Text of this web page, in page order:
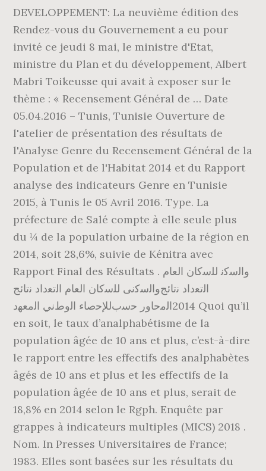
DEVELOPPEMENT: La neuvième édition des
Rendez-vous du Gouvernement a eu pour
invité ce jeudi 8 mai, le ministre d'Etat,
ministre du Plan et du développement, Albert
Mabri Toikeusse qui avait à exposer sur le
thème : « Recensement Général de … Date
05.04.2016 – Tunis, Tunisie Ouverture de
l'atelier de présentation des résultats de
l'Analyse Genre du Recensement Général de la
Population et de l'Habitat 2014 et du Rapport
analyse des indicateurs Genre en Tunisie
2015, à Tunis le 05 Avril 2016. Type. La
préfecture de Salé compte à elle seule plus
du ¼ de la population urbaine de la région en
2014, soit 28,6%, suivie de Kénitra avec
Rapport Final des Résultats . ‫واﻟﺳﻛﻧ‬ ‫ﻟﻠﺳﻛﺎن‬ ‫اﻟﻌﺎم‬
‫اﻟﺗﻌداد‬ ‫ﻧﺗﺎﺋﺞ‬‫واﻟﺳﻛﻧﻰ‬ ‫ﻟﻠﺳﻛﺎن‬ ‫اﻟﻌﺎم‬ ‫اﻟﺗﻌداد‬ ‫ﻧﺗﺎﺋﺞ‬
2014‫اﻟﻣﺣﺎور‬ ‫ﺣﺳب‬‫ﻟﻺﺣﺻﺎء‬ ‫اﻟوطﻧﻲ‬ ‫اﻟﻣﻌﻬد‬ Quoi qu’il
en soit, le taux d’analphabétisme de la
population âgée de 10 ans et plus, c’est-à-dire
le rapport entre les effectifs des analphabètes
âgés de 10 ans et plus et les effectifs de la
population âgée de 10 ans et plus, serait de
18,8% en 2014 selon le Rgph. Enquête par
grappes à indicateurs multiples (MICS) 2018 .
Nom. In Presses Universitaires de France;
1983. Elles sont basées sur les résultats du